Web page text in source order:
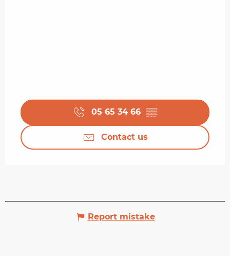
05 65 34 66 ▒▒
Contact us
Report mistake